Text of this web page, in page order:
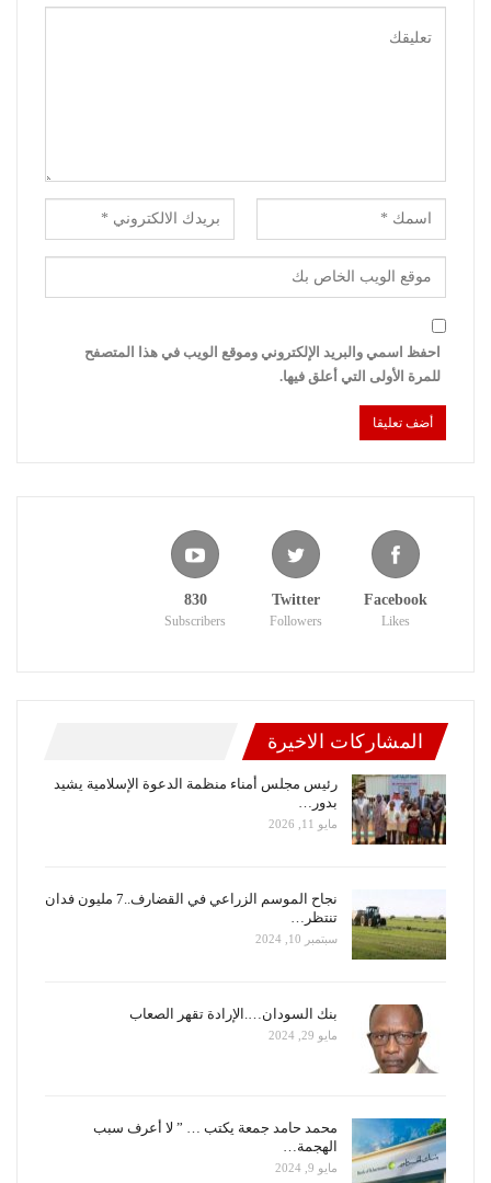
احفظ اسمي والبريد الإلكتروني وموقع الويب في هذا المتصفح
للمرة الأولى التي أعلق فيها.
Facebook
Likes
Twitter
Followers
830
Subscribers
المشاركات الاخيرة
رئيس مجلس أمناء منظمة الدعوة الإسلامية يشيد
بدور…
مايو 11, 2026
نجاح الموسم الزراعي في القضارف..7 مليون فدان
تنتظر…
سبتمبر 10, 2024
بنك السودان….الإرادة تقهر الصعاب
مايو 29, 2024
محمد حامد جمعة يكتب … ” لا أعرف سبب
الهجمة…
مايو 9, 2024